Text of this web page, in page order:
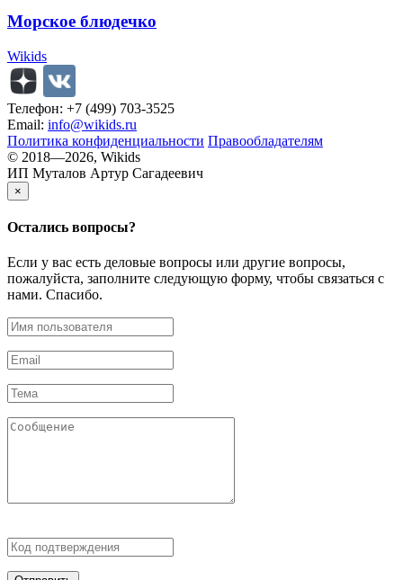
Морское блюдечко
Wikids
Телефон: +7 (499) 703-3525
Email: info@wikids.ru
Политика конфиденциальности Правообладателям
© 2018—2026, Wikids
ИП Муталов Артур Сагадеевич
×
Остались вопросы?
Если у вас есть деловые вопросы или другие вопросы,
пожалуйста, заполните следующую форму, чтобы связаться с
нами. Спасибо.